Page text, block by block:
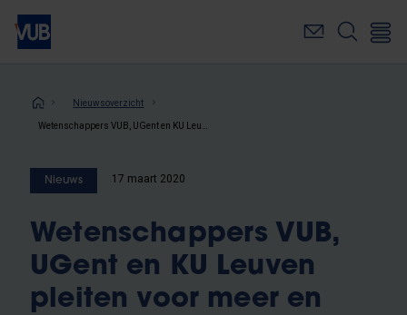
Overslaan
naar
inhoudKruimelpad
Nieuwsoverzicht
Nieuws 17 maart 2020
Wetenschappers VUB,
UGent en KU Leuven
pleiten voor meer en